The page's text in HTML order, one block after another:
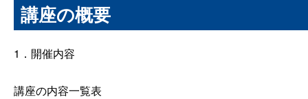
講座の概要
1．開催内容
講座の内容一覧表